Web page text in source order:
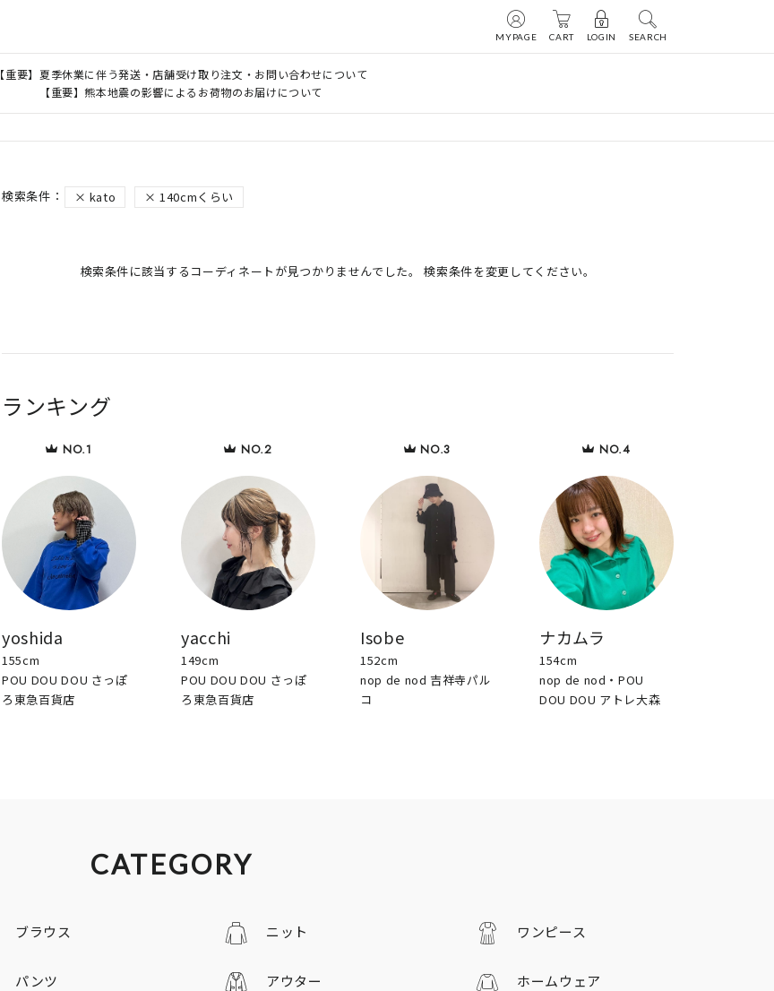
MYPAGE CART LOGIN SEARCH
【重要】夏季休業に伴う発送・店舗受け取り注文・お問い合わせについて
【重要】熊本地震の影響によるお荷物のお届けについて
kato 140cmくらい
検索条件に該当するコーディネートが見つかりませんでした。 検索条件を変更してください。
ランキング
yoshida
155cm
POU DOU DOU さっぽ
ろ東急百貨店
yacchi
149cm
POU DOU DOU さっぽ
ろ東急百貨店
Isobe
152cm
nop de nod 吉祥寺パル
コ
ナカムラ
154cm
nop de nod・POU
DOU DOU アトレ大森
CATEGORY
ブラウス ニット ワンピース
パンツ アウター ホームウェア